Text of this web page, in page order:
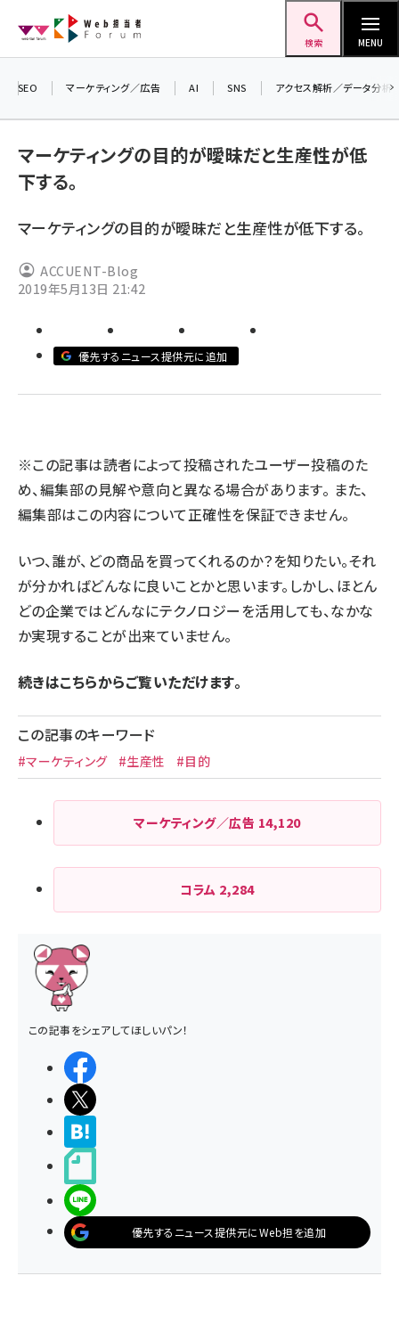
ン
検索 MENU
ai (2801)
youtube (2425)
note (2310)
セミナー (2301)
z世代 (1620)
meo (1274)
SEO マーケティング／広告 AI SNS アクセス解析／データ分析
マーケティングの目的が曖昧だと生産性が低
下する。
マーケティングの目的が曖昧だと生産性が低下する。
ACCUENT-Blog
2019年5月13日 21:42
優先するニュース提供元に追加
※この記事は読者によって投稿されたユーザー投稿のた
め、編集部の見解や意向と異なる場合があります。 また、
編集部はこの内容について正確性を保証できません。
いつ、誰が、どの商品を買ってくれるのか？を知りたい。それ
が分かればどんなに良いことかと思います。しかし、ほとん
どの企業ではどんなにテクノロジーを活用しても、なかな
か実現することが出来ていません。
続きはこちらからご覧いただけます。
この記事のキーワード
#マーケティング #生産性 #目的
マーケティング／広告 14,120
コラム 2,284
この記事をシェアしてほしいパン！
優先するニュース提供元にWeb担を追加